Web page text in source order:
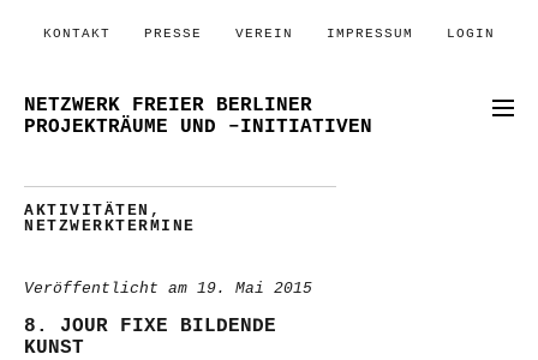
KONTAKT PRESSE VEREIN IMPRESSUM LOGIN
NETZWERK FREIER BERLINER
PROJEKTRÄUME UND –INITIATIVEN
AKTIVITÄTEN ,
NETZWERKTERMINE
Veröffentlicht am 19. Mai 2015
8. JOUR FIXE BILDENDE
KUNST